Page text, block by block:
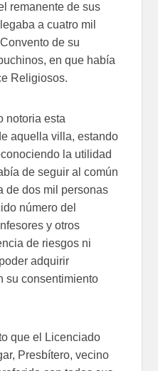
remanente de sus
a cuatro mil
de su
en que había
Religiosos.
notoria esta
aquella villa, estando
la utilidad
de seguir al común
de dos mil personas
número del
y otros
de riesgos ni
adquirir
su consentimiento
que el Licenciado
Presbítero, vecino